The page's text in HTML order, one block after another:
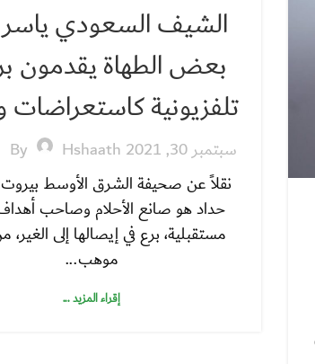
الشيف السعودي
بعض الطهاة يقدمون
تلفزيونية كاستعراضات
سبتمبر 30, 2021 By Hshaath
نقلاً عن صحيفة الشرق الأوسط
حداد هو صانع الأحلام وصاحب
مستقبلية، برع في إيصالها إلى
موهب...
إقراء المزيد ...